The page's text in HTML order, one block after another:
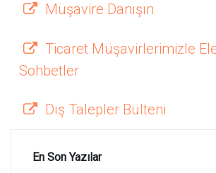
Müşavire Danışın
Ticaret Müşavirlerimizle
Sohbetler
Dış Talepler Bülteni
En Son Yazılar